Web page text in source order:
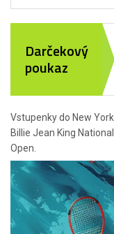
Vstupenky do New
Billie Jean King
Open.
Darčekový
poukaz